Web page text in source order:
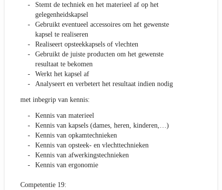
Stemt de techniek en het materieel af op het
gelegenheidskapsel
Gebruikt eventueel accessoires om het gewenste
kapsel te realiseren
Realiseert opsteekkapsels of vlechten
Gebruikt de juiste producten om het gewenste
resultaat te bekomen
Werkt het kapsel af
Analyseert en verbetert het resultaat indien nodig
met inbegrip van kennis:
Kennis van materieel
Kennis van kapsels (dames, heren, kinderen,…)
Kennis van opkamtechnieken
Kennis van opsteek- en vlechttechnieken
Kennis van afwerkingstechnieken
Kennis van ergonomie
Competentie 19: